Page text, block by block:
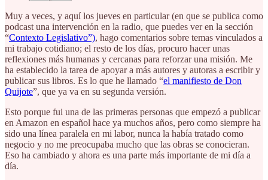
Muy a veces, y aquí los jueves en particular (en que se publica como
podcast una intervención en la radio, que puedes ver en la sección
“Contexto Legislativo”), hago comentarios sobre temas vinculados a
mi trabajo cotidiano; el resto de los días, procuro hacer unas
reflexiones más humanas y cercanas para reforzar una misión. Me
ha establecido la tarea de apoyar a más autores y autoras a escribir y
publicar sus libros. Es lo que he llamado “el manifiesto de Don
Quijote”, que ya va en su segunda versión.
Esto porque fui una de las primeras personas que empezó a publicar
en Amazon en español hace ya muchos años, pero como siempre ha
sido una línea paralela en mi labor, nunca la había tratado como
negocio y no me preocupaba mucho que las obras se conocieran.
Eso ha cambiado y ahora es una parte más importante de mi día a
día.